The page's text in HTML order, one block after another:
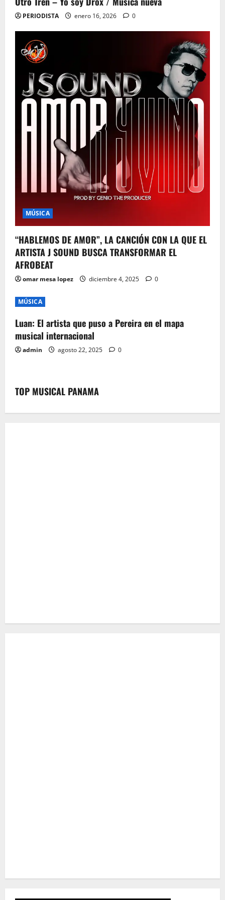
PERIODISTA enero 16, 2026 0
MÚSICA
“HABLEMOS DE AMOR”, LA CANCIÓN CON LA QUE EL
ARTISTA J SOUND BUSCA TRANSFORMAR EL
AFROBEAT
omar mesa lopez diciembre 4, 2025 0
MÚSICA
Luan: El artista que puso a Pereira en el mapa
musical internacional
admin agosto 22, 2025 0
TOP MUSICAL PANAMA